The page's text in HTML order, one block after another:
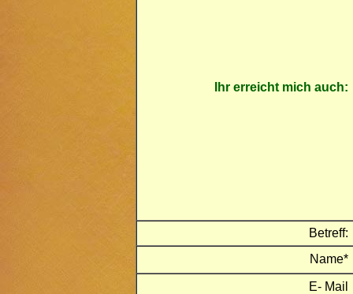
Ihr erreicht mich auch:
Betreff:
Name*
E- Mail